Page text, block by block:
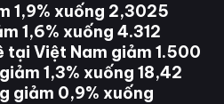
1,9% xuống 2,3025
1,6% xuống 4.312
tại Việt Nam giảm 1.500
1,3% xuống 18,42
giảm 0,9% xuống